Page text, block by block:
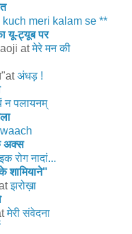
meri kalam se **
यू-ट्यूब पर
atमेरे मन की
atअंधड़ !
न पलायनम्
अक्स
रोग नादां...
शामियाने"
झरोख़ा
मेरी संवेदना